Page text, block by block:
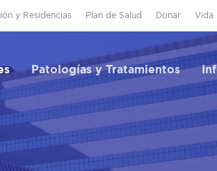
y Residencias Plan de Salud Donar Vida
Patologías y Tratamientos